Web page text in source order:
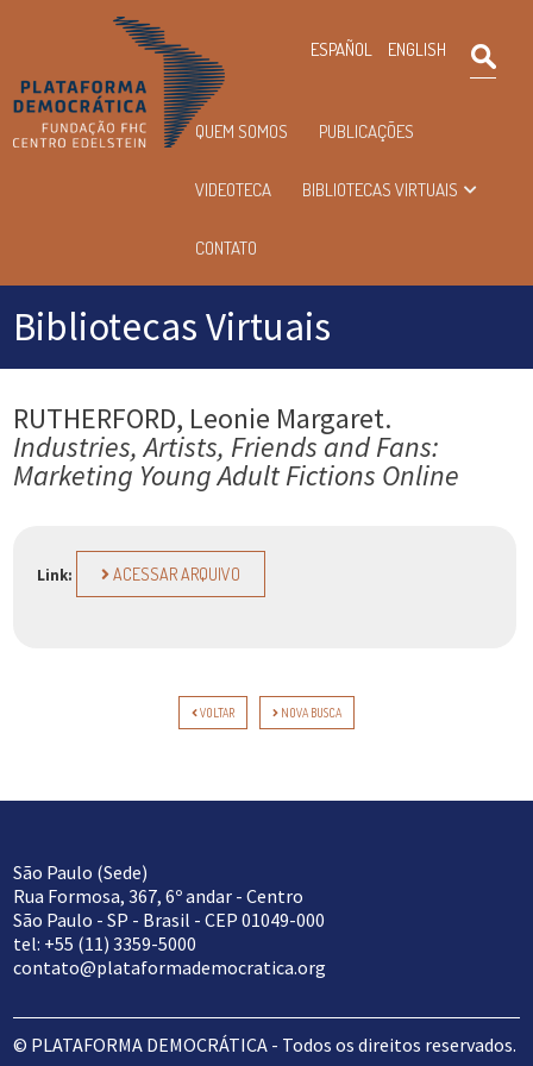
ESPAÑOL ENGLISH
Menu
principal
QUEM SOMOS PUBLICAÇÕES
VIDEOTECA BIBLIOTECAS VIRTUAIS
CONTATO
Bibliotecas Virtuais
RUTHERFORD, Leonie Margaret.
Industries, Artists, Friends and Fans:
Marketing Young Adult Fictions Online
Link: ACESSAR ARQUIVO
VOLTAR NOVA BUSCA
São Paulo (Sede)
Rua Formosa, 367, 6º andar - Centro
São Paulo - SP - Brasil - CEP 01049-000
tel: +55 (11) 3359-5000
contato@plataformademocratica.org
© PLATAFORMA DEMOCRÁTICA - Todos os direitos reservados.